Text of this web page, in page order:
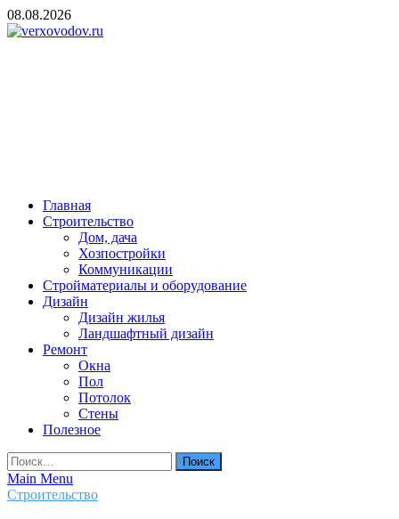
Skip
to
08.08.2026
Главная
Строительство
Дом, дача
Хозпостройки
Коммуникации
Стройматериалы и оборудование
Дизайн
Дизайн жилья
Ландшафтный дизайн
Ремонт
Окна
Пол
Потолок
Стены
Полезное
Найти:
Main Menu
Строительство